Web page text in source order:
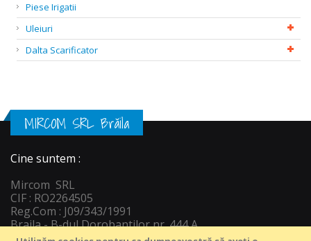
Piese Irigatii
Uleiuri
Dalta Scarificator
MIRCOM SRL Brăila
Cine suntem :
Mircom SRL
CIF : RO2264505
Reg.Com : J09/343/1991
Braila - B-dul Dorobantilor nr. 444 A
Informatii contact :